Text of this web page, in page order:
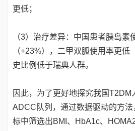
更低；
（3）治疗差异：中国患者胰岛素
（+23%），二甲双胍使用率更低
史比例低于瑞典人群。
因此，为了更好地探究我国
ADCC队列，通过数据驱动的方
标中筛选出BMI、HbA1c、